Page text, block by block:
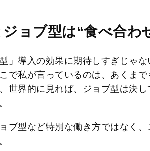
M
u
e
ジョブ型は“食べ合わ
」導入の効果に期待しすぎじゃな
で私が言っているのは、あくまで
世界的に見れば、ジョブ型は決
ブ型など特別な働き方ではなく、